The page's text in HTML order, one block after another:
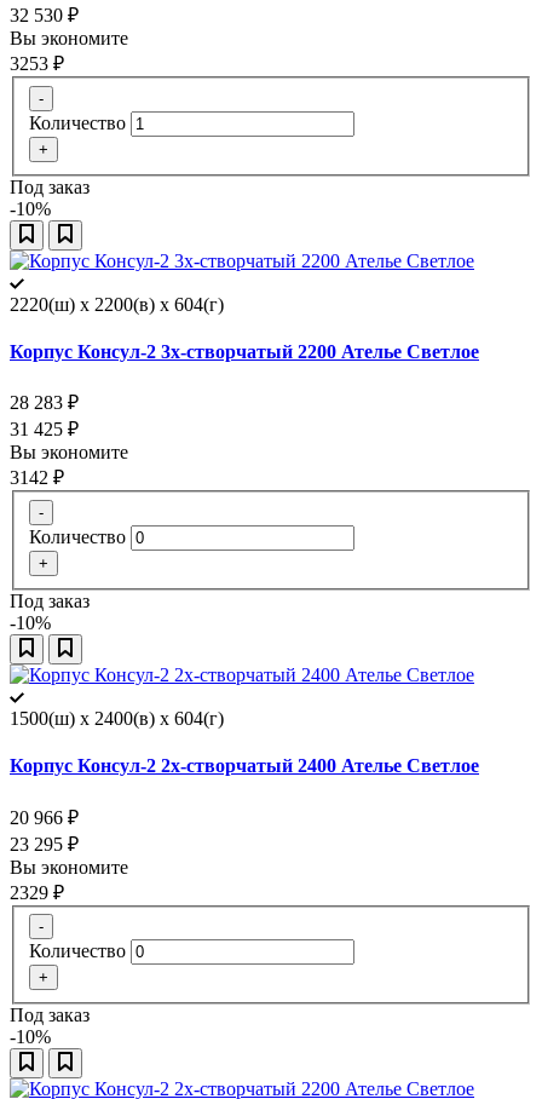
32 530 ₽
Вы экономите
3253 ₽
-
Количество
+
Под заказ
-10%
2220(ш) x 2200(в) x 604(г)
Корпус Консул-2 3х-створчатый 2200 Ателье Светлое
28 283 ₽
31 425 ₽
Вы экономите
3142 ₽
-
Количество
+
Под заказ
-10%
1500(ш) x 2400(в) x 604(г)
Корпус Консул-2 2х-створчатый 2400 Ателье Светлое
20 966 ₽
23 295 ₽
Вы экономите
2329 ₽
-
Количество
+
Под заказ
-10%